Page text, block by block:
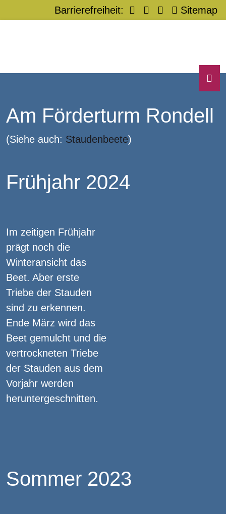
Barrierefreiheit: Sitemap
Am Förderturm Rondell
(Siehe auch: Staudenbeete)
Frühjahr 2024
Im zeitigen Frühjahr
prägt noch die
Winteransicht das
Beet. Aber erste
Triebe der Stauden
sind zu erkennen.
Ende März wird das
Beet gemulcht und die
vertrockneten Triebe
der Stauden aus dem
Vorjahr werden
heruntergeschnitten.
Sommer 2023